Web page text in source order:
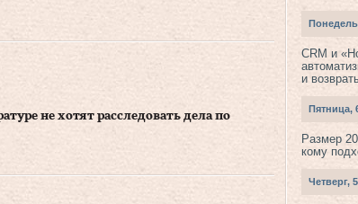
не хотят расследовать дела по
CRM и
и
Пятница,
Размер
кому
Четверг,